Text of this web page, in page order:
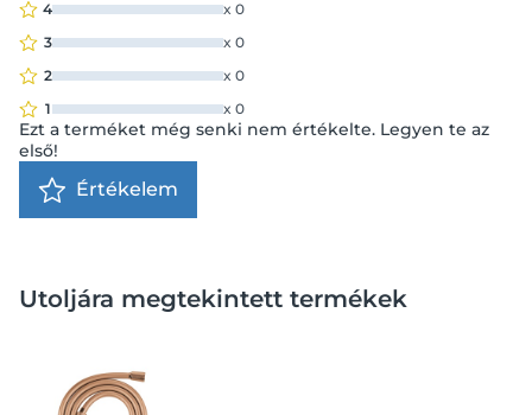
4
x 0
3
x 0
2
x 0
1
x 0
Ezt a terméket még senki nem értékelte. Legyen te az
első!
Értékelem
Utoljára megtekintett termékek